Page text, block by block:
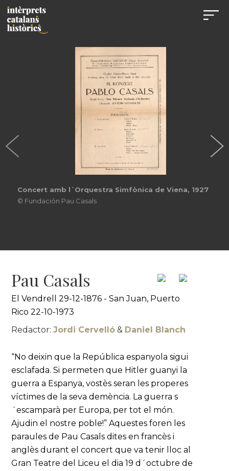
Concert amb l´Orquestra Simfònica de Viena, 1927
© Fundación Pau Casals
Pau Casals
El Vendrell 29-12-1876 - San Juan, Puerto
Rico 22-10-1973
Redactor:Jordi Cervelló & Daniel Blanch
“No deixin que la República espanyola sigui
esclafada. Si permeten que Hitler guanyi la
guerra a Espanya, vostès seran les properes
víctimes de la seva demència. La guerra s
´escamparà per Europa, per tot el món.
Ajudin el nostre poble!” Aquestes foren les
paraules de Pau Casals dites en francès i
anglès durant el concert que va tenir lloc al
Gran Teatre del Liceu el dia 19 d´octubre de